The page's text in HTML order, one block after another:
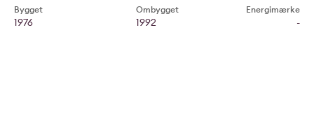
Bygget
1976
Ombygget
1992
Energimærke
-